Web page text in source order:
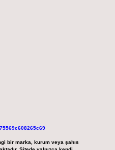
bir marka, kurum veya şahıs